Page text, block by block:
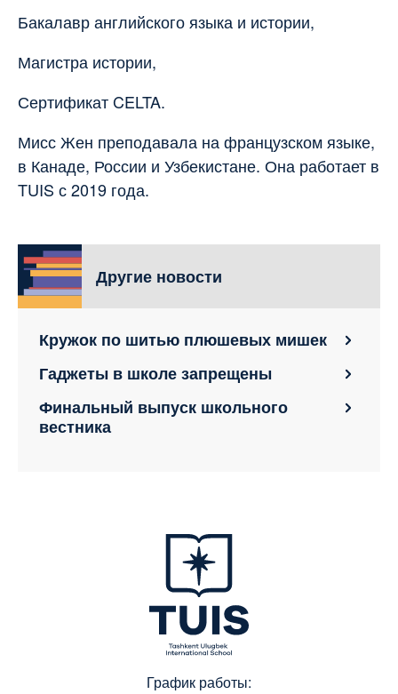
Бакалавр английского языка и истории,
Магистра истории,
Сертификат CELTA.
Мисс Жен преподавала на французском языке,
в Канаде, России и Узбекистане. Она работает в
TUIS с 2019 года.
Другие новости
Кружок по шитью плюшевых мишек
Гаджеты в школе запрещены
Финальный выпуск школьного
вестника
График работы: